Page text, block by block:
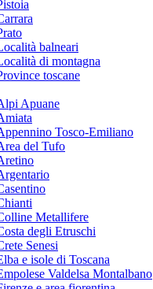
balneari
di montagna
toscane
Apuane
Tosco-Emiliano
del Tufo
Metallifere
degli Etruschi
Senesi
e isole di Toscana
Valdelsa Montalbano